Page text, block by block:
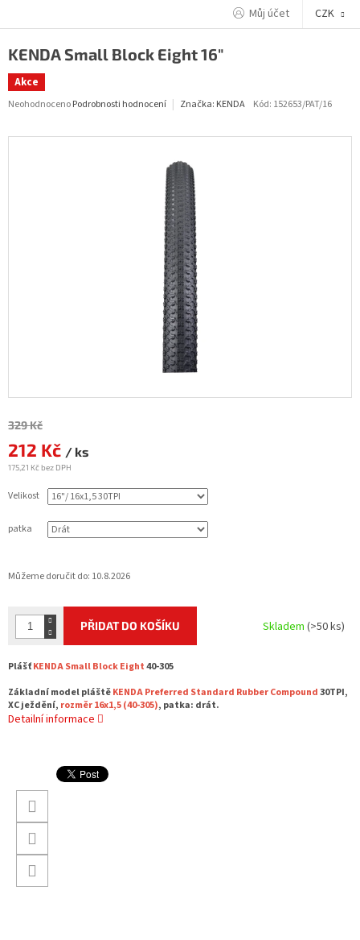
Můj účet CZK
KENDA Small Block Eight 16"
Akce
Průměrné
NeohodnocenoPodrobnosti hodnocení Značka: KENDA Kód: 152653/PAT/16
329 Kč
212 Kč / ks
175,21 Kč bez DPH
Měrná
Velikost
patka
Můžeme doručit do: 10.8.2026
PŘIDAT DO KOŠÍKU Skladem(>50 ks)
PlášťKENDA Small Block Eight40-305
Základní model pláštěKENDA Preferred Standard Rubber Compound30TPI,
XC ježdění, rozměr 16x1,5 (40-305), patka: drát.
Detailní informace